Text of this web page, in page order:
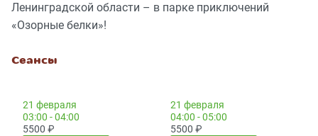
Ленинградской области – в парке приключений
«Озорные белки»!
Сеансы
21 февраля
03:00 - 04:00
5500 ₽
21 февраля
04:00 - 05:00
5500 ₽